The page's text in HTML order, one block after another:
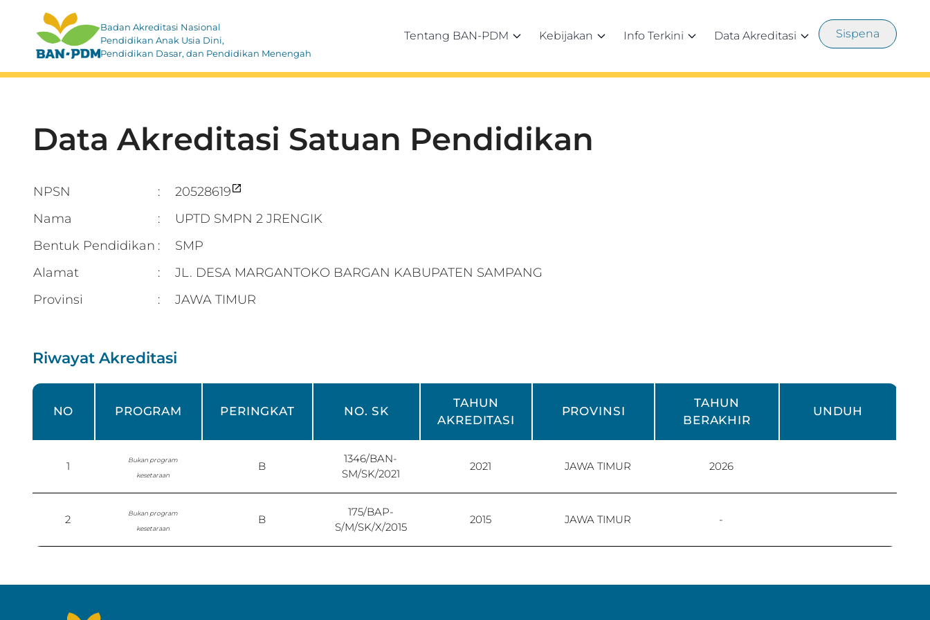
Badan Akreditasi Nasional
Pendidikan Anak Usia Dini,
Pendidikan Dasar, dan Pendidikan Menengah
Tentang BAN-PDM Kebijakan Info Terkini Data Akreditasi Sispena
Data Akreditasi Satuan Pendidikan
NPSN :
20528619
Nama
:
UPTD SMPN 2 JRENGIK
Bentuk Pendidikan :
SMP
Alamat
:
JL. DESA MARGANTOKO BARGAN KABUPATEN SAMPANG
Provinsi
: JAWA TIMUR
Riwayat Akreditasi
NO PROGRAM PERINGKAT NO. SK
TAHUN
AKREDITASI
PROVINSI
TAHUN
BERAKHIR
UNDUH
1
Bukan program
kesetaraan
B
1346/BAN-
SM/SK/2021
2021 JAWA TIMUR 2026
2
Bukan program
kesetaraan
B
175/BAP-
S/M/SK/X/2015
2015 JAWA TIMUR -